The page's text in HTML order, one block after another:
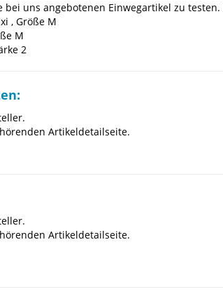
uns angebotenen Einwegartikel zu testen.
, Größe M
M
2
Artikeldetailseite.
Artikeldetailseite.